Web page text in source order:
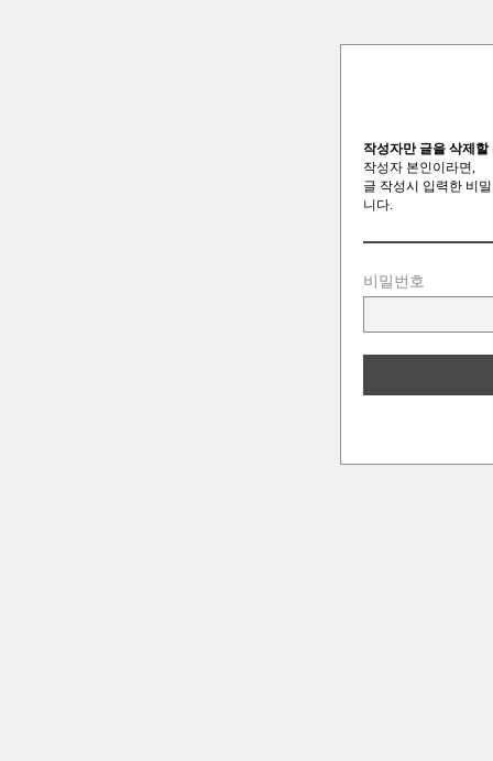
작성자만 글을 삭제할
작성자 본인이라면,
글 작성시 입력한 비
니다.
비밀번호